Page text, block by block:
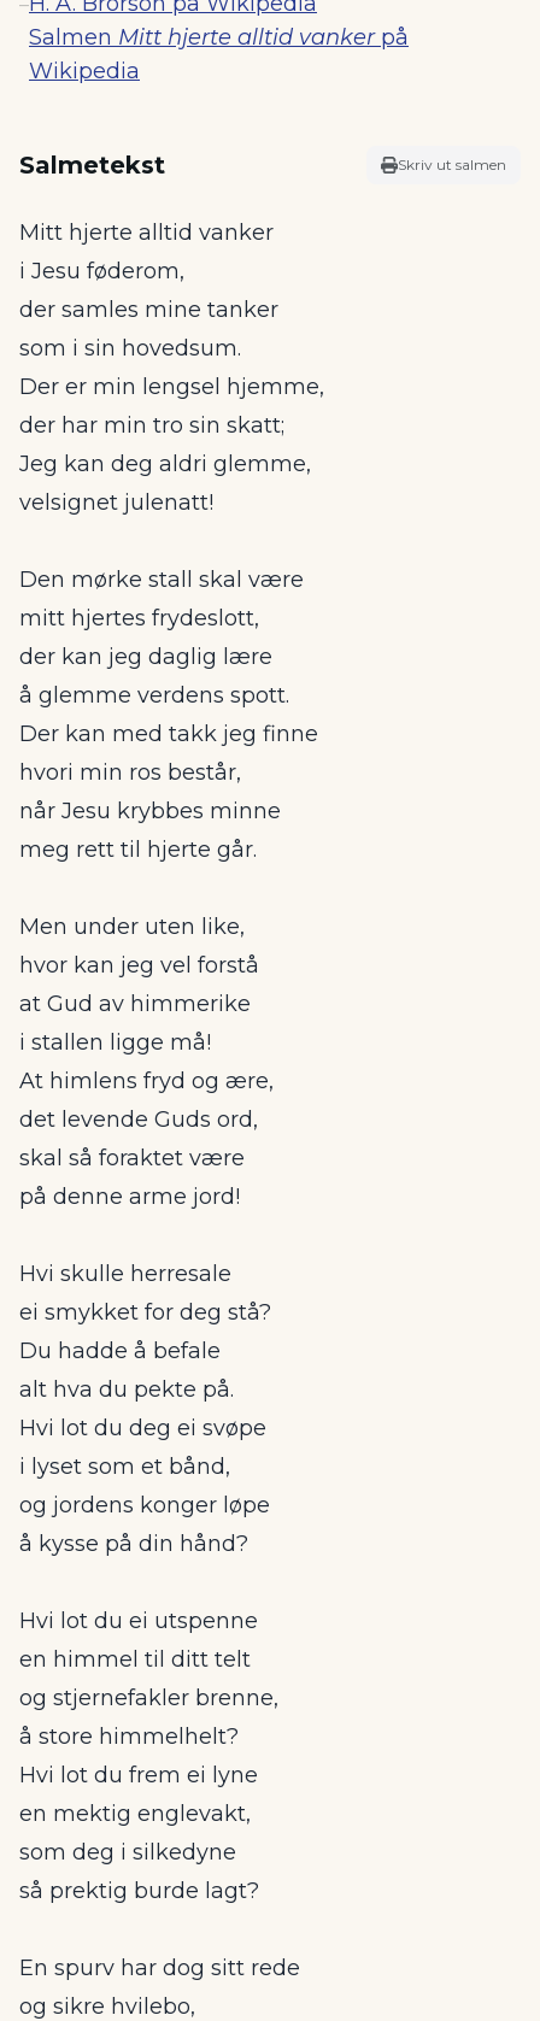
Salmen Mitt hjerte alltid vankerpå
Wikipedia
Salmetekst Skriv ut salmen
Mitt hjerte alltid vanker
i Jesu føderom,
der samles mine tanker
som i sin hovedsum.
Der er min lengsel hjemme,
der har min tro sin skatt;
Jeg kan deg aldri glemme,
velsignet julenatt!
Den mørke stall skal være
mitt hjertes frydeslott,
der kan jeg daglig lære
å glemme verdens spott.
Der kan med takk jeg finne
hvori min ros består,
når Jesu krybbes minne
meg rett til hjerte går.
Men under uten like,
hvor kan jeg vel forstå
at Gud av himmerike
i stallen ligge må!
At himlens fryd og ære,
det levende Guds ord,
skal så foraktet være
på denne arme jord!
Hvi skulle herresale
ei smykket for deg stå?
Du hadde å befale
alt hva du pekte på.
Hvi lot du deg ei svøpe
i lyset som et bånd,
og jordens konger løpe
å kysse på din hånd?
Hvi lot du ei utspenne
en himmel til ditt telt
og stjernefakler brenne,
å store himmelhelt?
Hvi lot du frem ei lyne
en mektig englevakt,
som deg i silkedyne
så prektig burde lagt?
En spurv har dog sitt rede
og sikre hvilebo,